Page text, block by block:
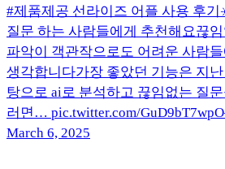
#제품제공 선라이즈 어플 사용 후
질문 하는 사람들에게 추천해요끊
파악이 객관작으로도 어려운 사람
생각합니다가장 좋았던 기능은 지
탕으로 ai로 분석하고 끊임없는 질
러면… pic.twitter.com/
March 6, 2025